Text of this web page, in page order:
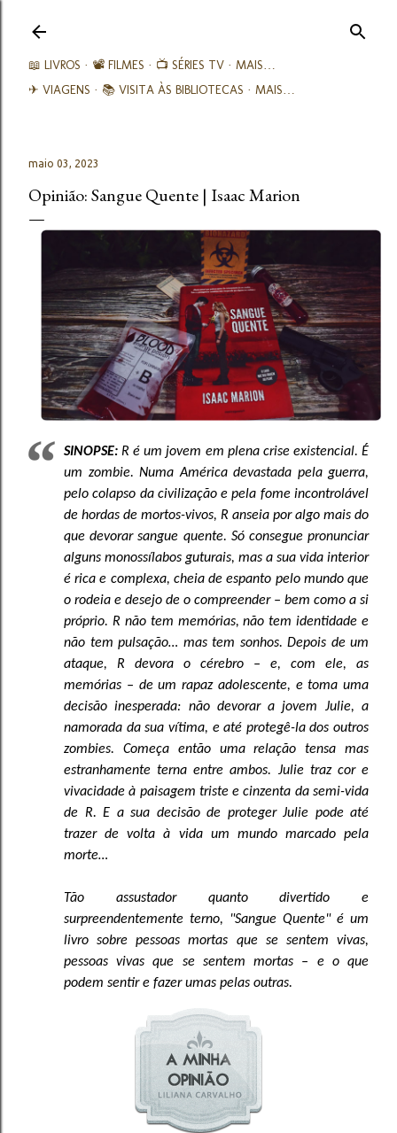
📖 LIVROS 📽️ FILMES 📺 SÉRIES TV
MAIS…
✈ VIAGENS
📚︎ VISITA ÀS BIBLIOTECAS MAIS…
maio 03, 2023
Opinião: Sangue Quente | Isaac Marion
SINOPSE:R é um jovem em plena crise existencial. É
um zombie. Numa América devastada pela guerra,
pelo colapso da civilização e pela fome incontrolável
de hordas de mortos-vivos, R anseia por algo mais do
que devorar sangue quente. Só consegue pronunciar
alguns monossílabos guturais, mas a sua vida interior
é rica e complexa, cheia de espanto pelo mundo que
o rodeia e desejo de o compreender – bem como a si
próprio. R não tem memórias, não tem identidade e
não tem pulsação… mas tem sonhos. Depois de um
ataque, R devora o cérebro – e, com ele, as
memórias – de um rapaz adolescente, e toma uma
decisão inesperada: não devorar a jovem Julie, a
namorada da sua vítima, e até protegê-la dos outros
zombies. Começa então uma relação tensa mas
estranhamente terna entre ambos. Julie traz cor e
vivacidade à paisagem triste e cinzenta da semi-vida
de R. E a sua decisão de proteger Julie pode até
trazer de volta à vida um mundo marcado pela
morte…
Tão assustador quanto divertido e
surpreendentemente terno, "Sangue Quente" é um
livro sobre pessoas mortas que se sentem vivas,
pessoas vivas que se sentem mortas – e o que
podem sentir e fazer umas pelas outras.